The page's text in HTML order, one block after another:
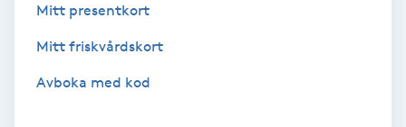
Restorative Yoga
Rosacea
Mitt presentkort
Mitt friskvårdskort
Avboka med kod